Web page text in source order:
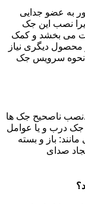
به عضو جدایی
نصب این جک
می بخشد و کمک
دیگری نیاز
نحوه سرویس جک
ناصحیح جک ها
جک درب و یا عوامل
باز و بسته
صدای